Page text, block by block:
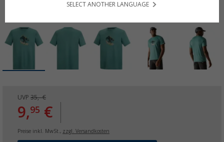
UVP 35,- €
9,95 €
Preise inkl. MwSt., zzgl. Versandkosten
SELECT ANOTHER LANGUAGE